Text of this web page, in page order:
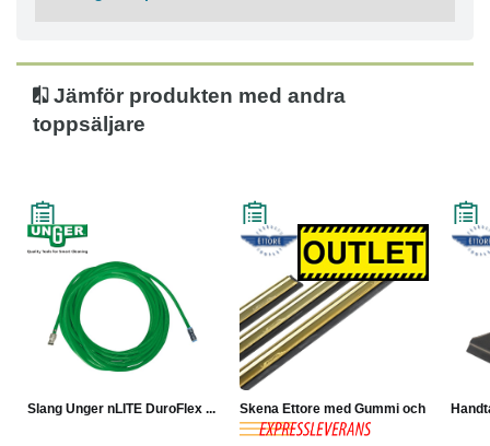
Jämför produkten med andra
toppsäljare
Slang Unger nLITE DuroFlex ... Skena Ettore med Gummi och ...